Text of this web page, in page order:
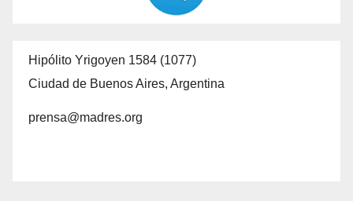
Hipólito Yrigoyen 1584 (1077)
Ciudad de Buenos Aires, Argentina
prensa@madres.org